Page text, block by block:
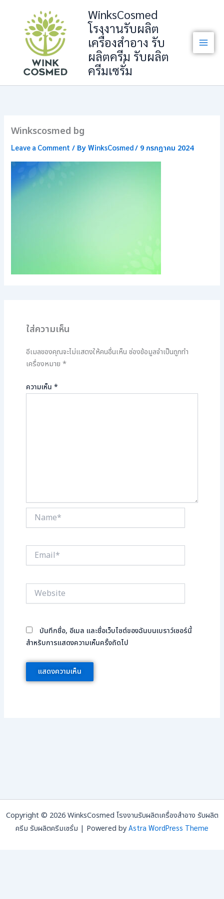
content
WinksCosmed
โรงงานรับผลิต
เครื่องสำอาง รับ
ผลิตครีม รับผลิต
ครีมเซรั่ม
Winkscosmed bg
Leave a Comment / ByWinksCosmed/ 9 กรกฎาคม 2024
ใส่ความเห็น
อีเมลของคุณจะไม่แสดงให้คนอื่นเห็น ช่องข้อมูลจำเป็นถูกทำ
เครื่องหมาย *
ความเห็น *
Name*
Email*
Website
บันทึกชื่อ, อีเมล และชื่อเว็บไซต์ของฉันบนเบราว์เซอร์นี้
สำหรับการแสดงความเห็นครั้งถัดไป
Copyright © 2026 WinksCosmed โรงงานรับผลิตเครื่องสำอาง รับผลิต
ครีม รับผลิตครีมเซรั่ม | Powered by Astra WordPress Theme